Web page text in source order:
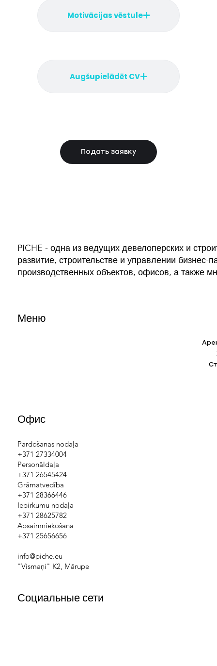
Подать заявку
Augšupielādēt CV
Motivācijas vēstule
PICHE - одна из ведущих девелоперских и
развитие, строительстве и управлении
производственных объектов, офисов, а также
Офис
Pārdošanas nodaļa
+371 27334004
Personāldaļa
+371 26545424
Grāmatvedība
+371 28366446
Iepirkumu nodaļa
+371 28625782
Apsaimniekošana
+371 25656656
info@piche.eu
"Vismaņi" K2, Mārupe
Социальные сети
Меню